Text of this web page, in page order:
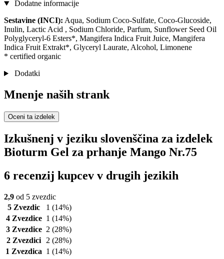
Dodatne informacije
Sestavine (INCI): Aqua, Sodium Coco-Sulfate, Coco-Glucoside,
Inulin, Lactic Acid , Sodium Chloride, Parfum, Sunflower Seed Oil
Polyglyceryl-6 Esters*, Mangifera Indica Fruit Juice, Mangifera
Indica Fruit Extrakt*, Glyceryl Laurate, Alcohol, Limonene
* certified organic
Dodatki
Mnenje naših strank
Oceni ta izdelek
Izkušnenj v jeziku slovenščina za izdelek
Bioturm Gel za prhanje Mango Nr.75
6 recenzij kupcev v drugih jezikih
2,9 od 5 zvezdic
5 Zvezdic
1 (14%)
4 Zvezdice 1 (14%)
3 Zvezdice 2 (28%)
2 Zvezdici
2 (28%)
1 Zvezdica 1 (14%)